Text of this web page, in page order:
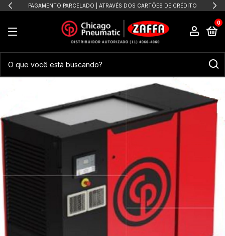
PAGAMENTO PARCELADO | ATRAVÉS DOS CARTÕES DE CRÉDITO
0